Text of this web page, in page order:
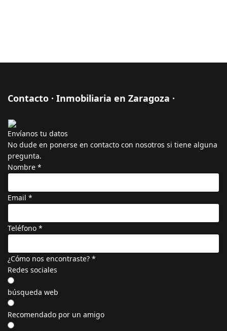
Contacto · Inmobiliaria en Zaragoza ·
Envíanos tu datos
No dude en ponerse en contacto con nosotros si tiene alguna
pregunta.
Nombre *
Email *
Teléfono *
¿Cómo nos encontraste? *
Redes sociales
búsqueda web
Recomendado por un amigo